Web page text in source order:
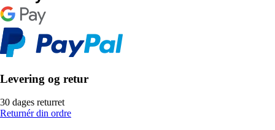
Levering og retur
30 dages returret
Returnér din ordre